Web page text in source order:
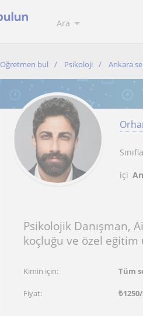
Ara
Öğretmen bul Psikoloji Ankara
içi
Psikolojik Danışman,
koçluğu ve özel eğitim
Kimin için: Tüm
Fiyat: ₺1250